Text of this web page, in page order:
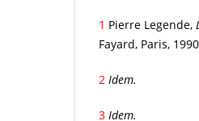
1 Pierre Legende,
Fayard, Paris,
2 Idem.
3 Idem.